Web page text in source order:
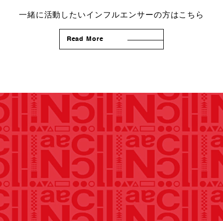
一緒に活動したいインフルエンサーの方はこちら
Read More